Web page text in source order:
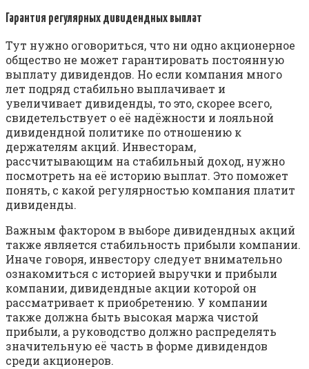
Гарантия регулярных дивидендных выплат
Тут нужно оговориться, что ни одно акционерное
общество не может гарантировать постоянную
выплату дивидендов. Но если компания много
лет подряд стабильно выплачивает и
увеличивает дивиденды, то это, скорее всего,
свидетельствует о её надёжности и лояльной
дивидендной политике по отношению к
держателям акций. Инвесторам,
рассчитывающим на стабильный доход, нужно
посмотреть на её историю выплат. Это поможет
понять, с какой регулярностью компания платит
дивиденды.
Важным фактором в выборе дивидендных акций
также является стабильность прибыли компании.
Иначе говоря, инвестору следует внимательно
ознакомиться с историей выручки и прибыли
компании, дивидендные акции которой он
рассматривает к приобретению. У компании
также должна быть высокая маржа чистой
прибыли, а руководство должно распределять
значительную её часть в форме дивидендов
среди акционеров.